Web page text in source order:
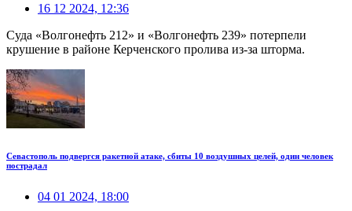
16 12 2024, 12:36
Суда «Волгонефть 212» и «Волгонефть 239» потерпели
крушение в районе Керченского пролива из-за шторма.
Севастополь подвергся ракетной атаке, сбиты 10 воздушных целей, один человек
пострадал
04 01 2024, 18:00